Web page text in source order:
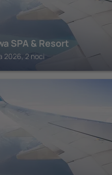
SPA & Resort
2026, 2 noci